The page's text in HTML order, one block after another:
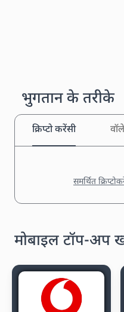
भुगतान के तरीके
क्रिप्टो करेंसी
समर्थित
मोबाइल टॉप-अप